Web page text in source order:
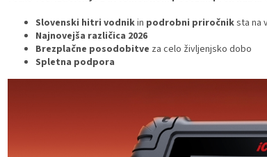
Slovenski hitri vodnikin podrobni priročniksta na
Najnovejša različica 2026
Brezplačne posodobitve za celo življenjsko dobo
Spletna podpora